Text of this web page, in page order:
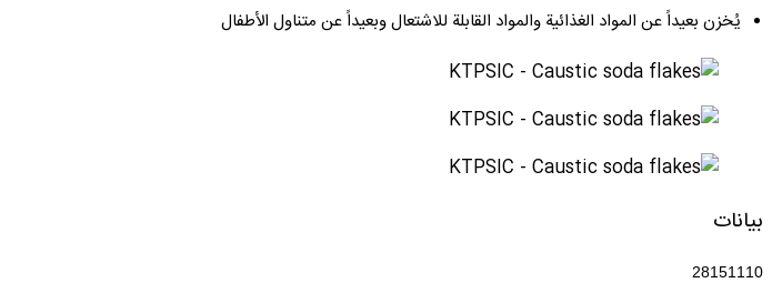
يُخزن بعيداً عن المواد الغذائية والمواد القابلة للاشتعال وبعيداً عن متناول الأطفال
بيانات
28151110